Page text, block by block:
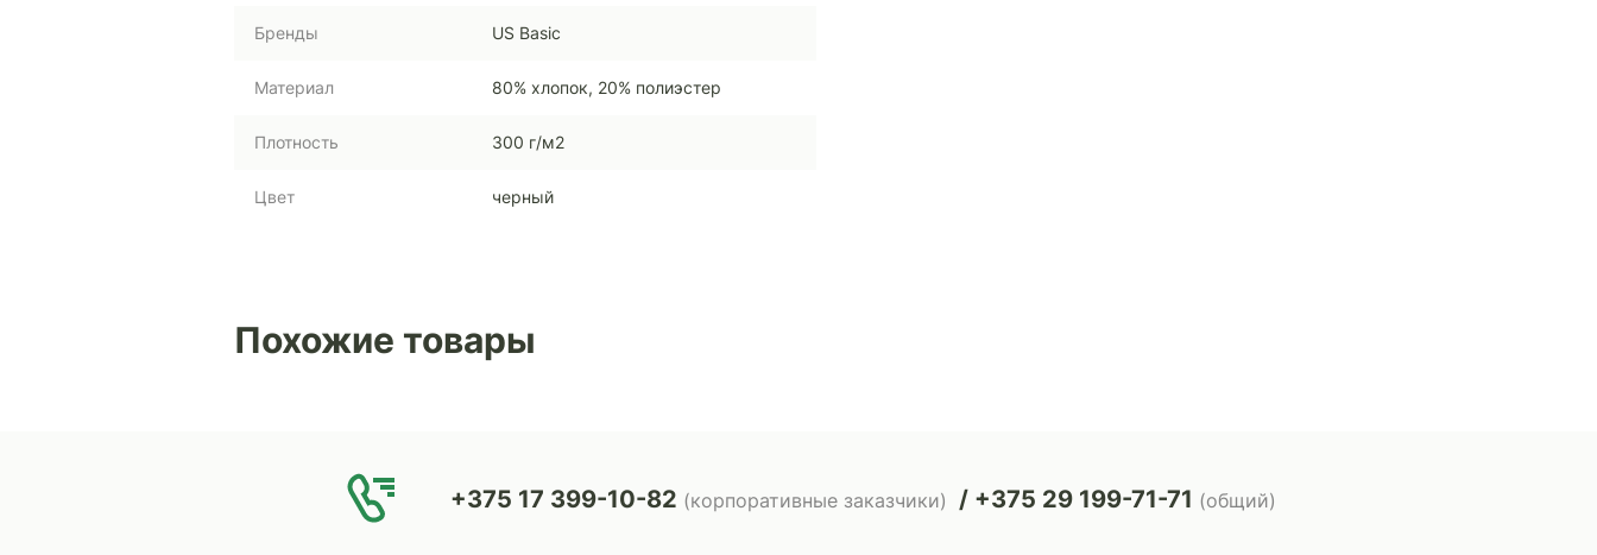
Бренды US Basic
Материал 80% хлопок, 20% полиэстер
Плотность 300 г/м2
Цвет черный
Похожие товары
+375 17 399-10-82 (корпоративные заказчики) +375 29 199-71-71 (общий)